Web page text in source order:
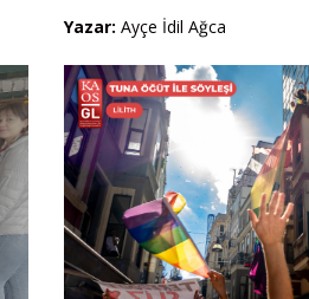
Yazar: Ayçe İdil Ağca